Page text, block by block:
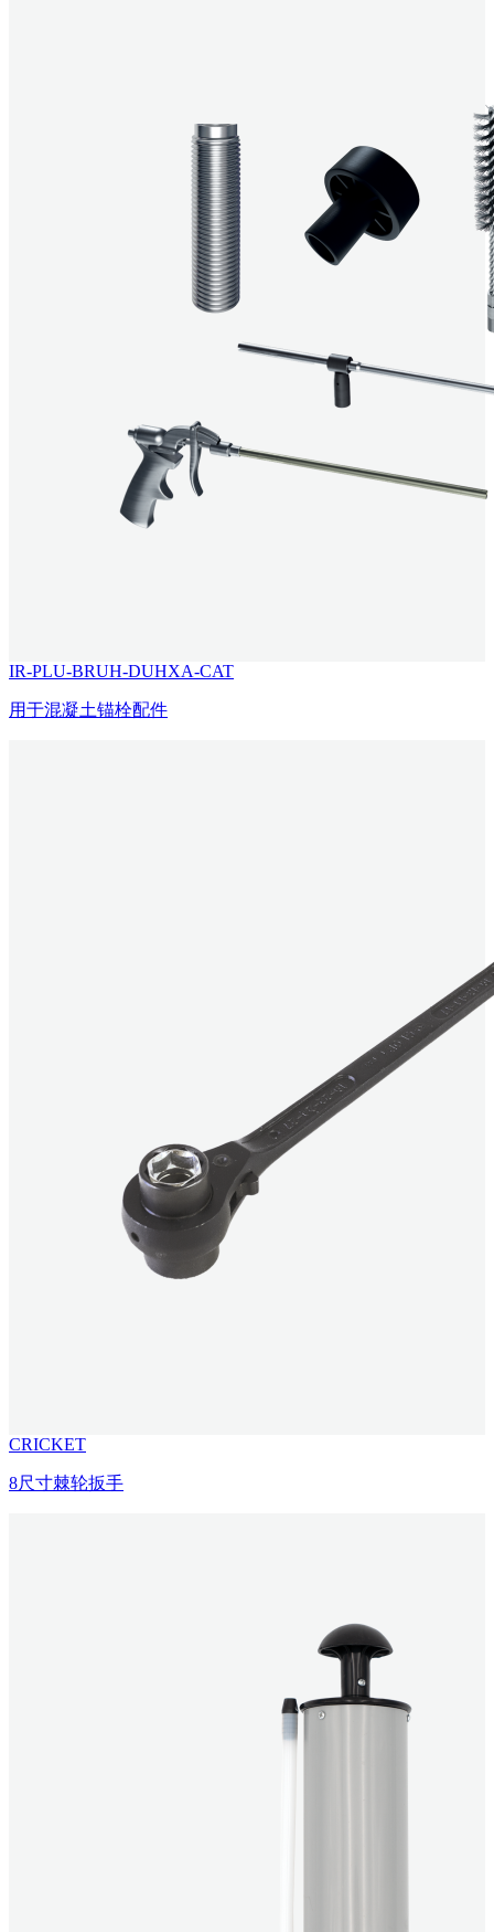
IR-PLU-BRUH-DUHXA-CAT
用于混凝土锚栓配件
CRICKET
8尺寸棘轮扳手